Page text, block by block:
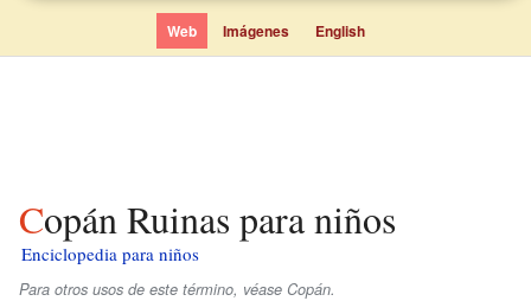
Web Imágenes English
Copán Ruinas para niños
Enciclopedia para niños
Para otros usos de este término, véase Copán.